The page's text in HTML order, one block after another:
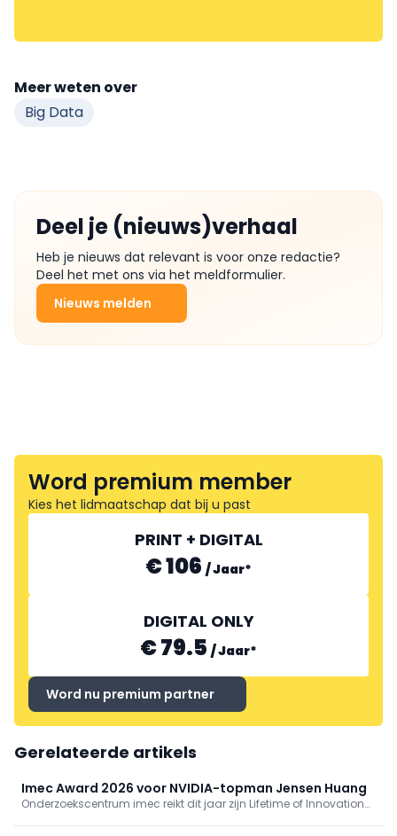
Meer weten over
Big Data
Deel je (nieuws)verhaal
Heb je nieuws dat relevant is voor onze redactie?
Deel het met ons via het meldformulier.
Nieuws melden
Word premium member
Kies het lidmaatschap dat bij u past
PRINT + DIGITAL
€ 106 /Jaar*
DIGITAL ONLY
€ 79.5 /Jaar*
Word nu premium partner
Gerelateerde artikels
Imec Award 2026 voor NVIDIA-topman Jensen Huang
Onderzoekscentrum imec reikt dit jaar zijn Lifetime of Innovation